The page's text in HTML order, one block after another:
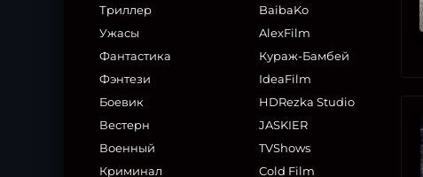
Триллер
Ужасы
Фантастика
Фэнтези
Боевик
Вестерн
Военный
Криминал
BaibaKo
AlexFilm
Кураж-Бамбей
IdeaFilm
HDRezka Studio
JASKIER
TVShows
Cold Film